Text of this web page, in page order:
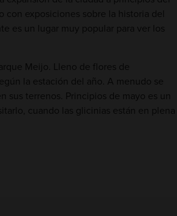
con exposiciones sobre la historia del
es un lugar muy popular para ver los
Meijo. Lleno de flores de
la estación del año. A menudo se
sus terrenos. Principios de mayo es un
cuando las glicinias están en plena